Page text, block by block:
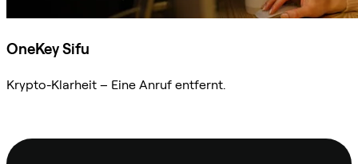
OneKey Sifu
Krypto-Klarheit – Eine Anruf entfernt.